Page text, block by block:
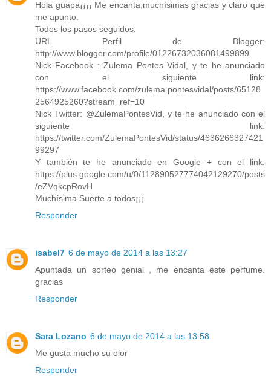
Hola guapa¡¡¡¡ Me encanta,muchísimas gracias y claro que
me apunto.
Todos los pasos seguidos.
URL Perfil de Blogger:
http://www.blogger.com/profile/01226732036081499899
Nick Facebook : Zulema Pontes Vidal, y te he anunciado
con el siguiente link:
https://www.facebook.com/zulema.pontesvidal/posts/65128
2564925260?stream_ref=10
Nick Twitter: @ZulemaPontesVid, y te he anunciado con el
siguiente link:
https://twitter.com/ZulemaPontesVid/status/4636266327421
99297
Y también te he anunciado en Google + con el link:
https://plus.google.com/u/0/112890527774042129270/posts
/eZVqkcpRovH
Muchísima Suerte a todos¡¡¡
Responder
isabel7 6 de mayo de 2014 a las 13:27
Apuntada un sorteo genial , me encanta este perfume.
gracias
Responder
Sara Lozano 6 de mayo de 2014 a las 13:58
Me gusta mucho su olor
Responder